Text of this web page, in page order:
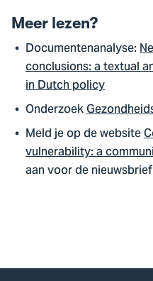
Meer lezen?
Documentenanalyse:
conclusions: a textual
in Dutch policy
Onderzoek
Meld je op de website
vulnerability: a
aan voor de